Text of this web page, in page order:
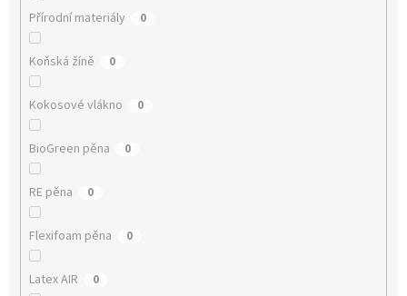
Přírodní materiály 0
Koňská žíně 0
Kokosové vlákno 0
BioGreen pěna 0
RE pěna 0
Flexifoam pěna 0
Latex AIR 0